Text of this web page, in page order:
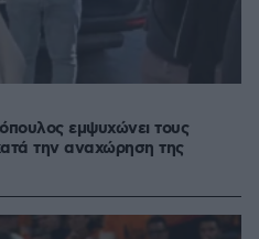
εμψυχώνει τους
την αναχώρηση της